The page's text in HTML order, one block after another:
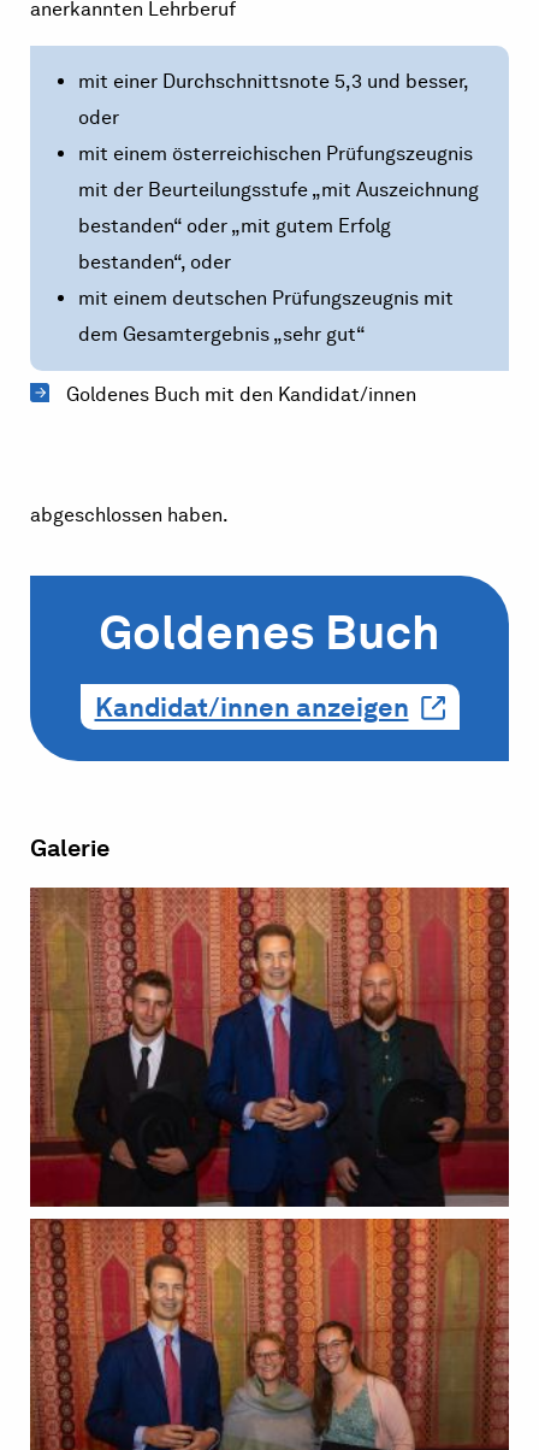
anerkannten Lehrberuf
mit einer Durchschnittsnote 5,3 und besser,
oder
mit einem österreichischen Prüfungszeugnis
mit der Beurteilungsstufe „mit Auszeichnung
bestanden“ oder „mit gutem Erfolg
bestanden“, oder
mit einem deutschen Prüfungszeugnis mit
dem Gesamtergebnis „sehr gut“
Goldenes Buch mit den Kandidat/innen
abgeschlossen haben.
Goldenes Buch
Kandidat/innen anzeigen
Galerie